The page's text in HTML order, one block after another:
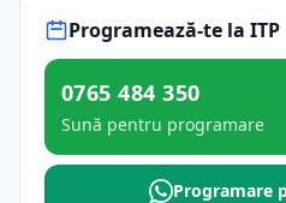
Programează-te la ITP
0765 484 350
Sună pentru programare
Programare